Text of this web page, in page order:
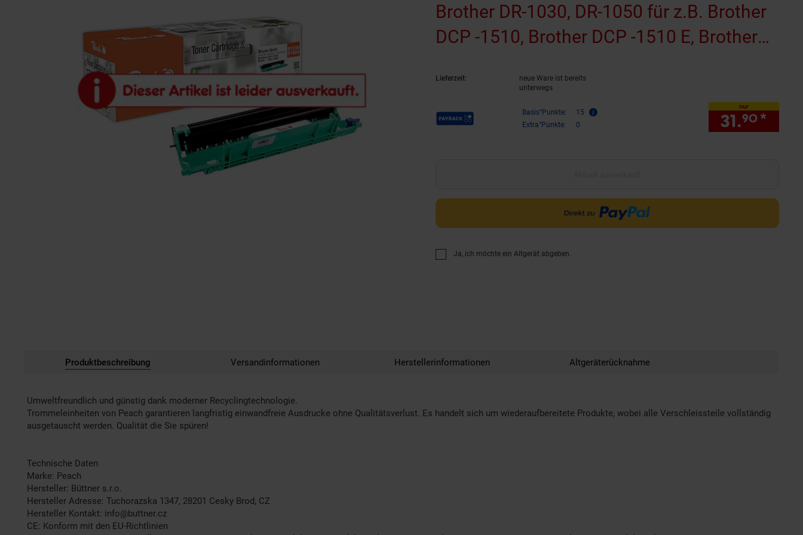
Brother DR-1030, DR-1050 für z.B. Brother
DCP -1510, Brother DCP -1510 E, Brother
(wiederaufbereitet)
Lieferzeit:
neue Ware ist bereits
unterwegs
Payback Punkte Basis°Punkte:
15
Extra°Punkte:
0
nur
31.90 *
Ja, ich möchte ein Altgerät abgeben.
Produktbeschreibung Versandinformationen Herstellerinformationen Altgeräterücknahme
Umweltfreundlich und günstig dank moderner Recyclingtechnologie.
Trommeleinheiten von Peach garantieren langfristig einwandfreie Ausdrucke ohne Qualitätsverlust. Es handelt sich um wiederaufbereitete Produkte, wobei alle Verschleissteile vollständig
ausgetauscht werden. Qualität die Sie spüren!
Technische Daten
Marke: Peach
Hersteller: Büttner s.r.o.
Hersteller Adresse: Tuchorazska 1347, 28201 Cesky Brod, CZ
Hersteller Kontakt: info@buttner.cz
CE: Konform mit den EU-Richtlinien